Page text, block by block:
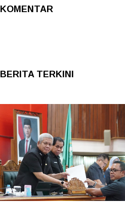
KOMENTAR
BERITA TERKINI